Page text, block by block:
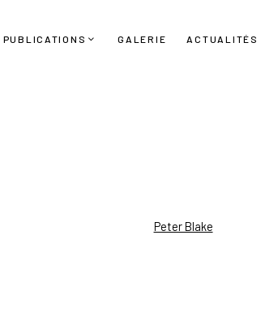
PUBLICATIONS GALERIE ACTUALITÉS